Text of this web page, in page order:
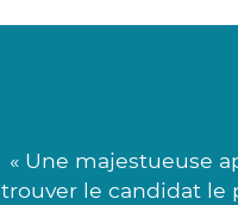
« Une majestueuse
trouver le candidat le